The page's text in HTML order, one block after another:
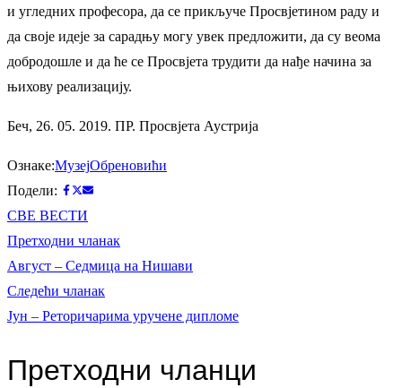
и угледних професора, да се прикључе Просвјетином раду и
да своје идеје за сарадњу могу увек предложити, да су веома
добродошле и да ће се Просвјета трудити да нађе начина за
њихову реализацију.
Беч, 26. 05. 2019. ПР. Просвјета Аустрија
Ознаке:МузејОбреновићи
Подели:
СВЕ ВЕСТИ
Кретање
чланка
Претходни чланакПретходни
чланак:
Август – Седмица на Нишави
Следећи чланакСледећи
чланак:
Јун – Реторичарима уручене дипломе
Претходни чланци